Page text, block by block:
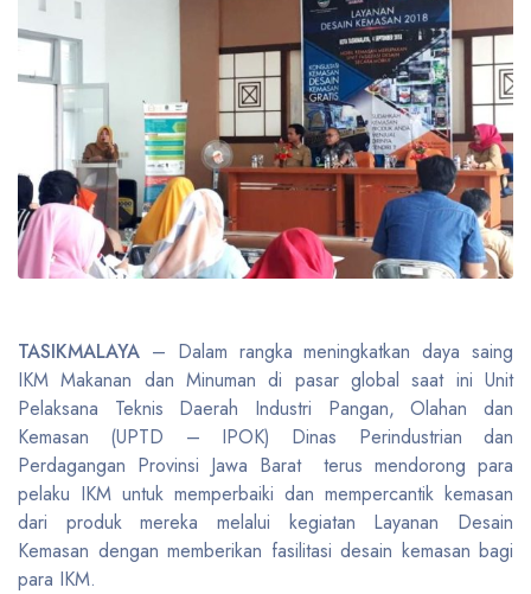
TASIKMALAYA – Dalam rangka meningkatkan daya saing
IKM Makanan dan Minuman di pasar global saat ini Unit
Pelaksana Teknis Daerah Industri Pangan, Olahan dan
Kemasan (UPTD – IPOK) Dinas Perindustrian dan
Perdagangan Provinsi Jawa Barat terus mendorong para
pelaku IKM untuk memperbaiki dan mempercantik kemasan
dari produk mereka melalui kegiatan Layanan Desain
Kemasan dengan memberikan fasilitasi desain kemasan bagi
para IKM.